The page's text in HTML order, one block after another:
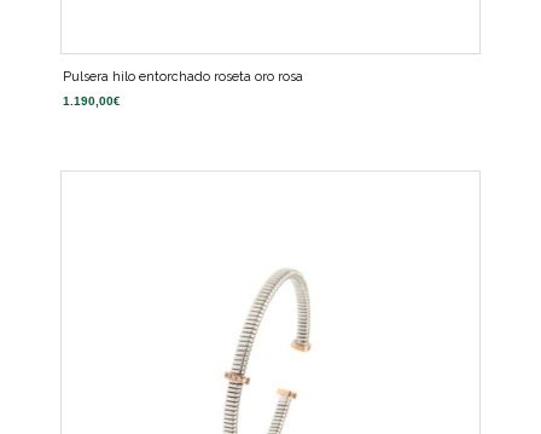
Pulsera hilo entorchado roseta oro rosa
1.190,00€